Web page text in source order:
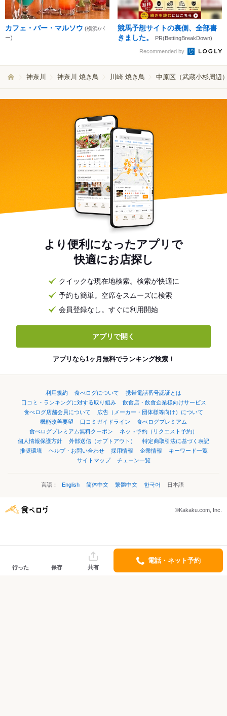
カフェ・バー・マルソウ (横浜/バ
ー)
競馬予想サイトの裏側、全部書
きました。
PR(BettingBreakDown)
Recommended by
神奈川 神奈川 焼き鳥 川崎 焼き鳥 中原区（武蔵小杉周辺
より便利になったアプリで
快適にお店探し
クイックな現在地検索。検索が快適に
予約も簡単。空席をスムーズに検索
会員登録なし。すぐに利用開始
アプリで開く
アプリなら1ヶ月無料でランキング検索！
利用規約 食べログについて
携帯電話番号認証とは
口コミ・ランキングに対する取り組み
飲食店・飲食企業様向けサービス
食べログ店舗会員について
広告（メーカー・団体様等向け）について
機能改善要望
口コミガイドライン
食べログプレミアム
食べログプレミアム無料クーポン
ネット予約（リクエスト予約）
個人情報保護方針
外部送信（オプトアウト）
特定商取引法に基づく表記
推奨環境
ヘルプ・お問い合わせ 採用情報 企業情報
キーワード一覧
サイトマップ
チェーン一覧
言語： English 简体中文 繁體中文 한국어 日本語
©Kakaku.com, Inc.
行った 保存 共有
電話・ネット予約